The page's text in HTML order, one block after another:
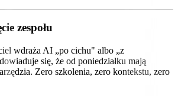
zespołu
wdraża AI „po cichu" albo „z
się, że od poniedziałku mają
Zero szkolenia, zero kontekstu, zero